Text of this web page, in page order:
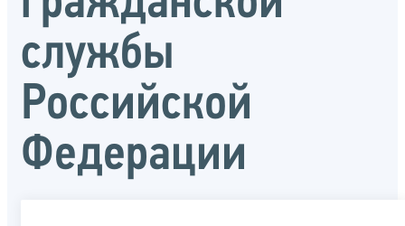
службы
Российской
Федерации